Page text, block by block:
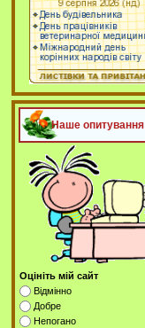
Наше опитування
Оцініть мій сайт
Відмінно
Добре
Непогано